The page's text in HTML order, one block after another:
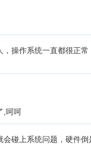
操作系统一直都很正
,呵呵
碰上系统问题，硬件倒